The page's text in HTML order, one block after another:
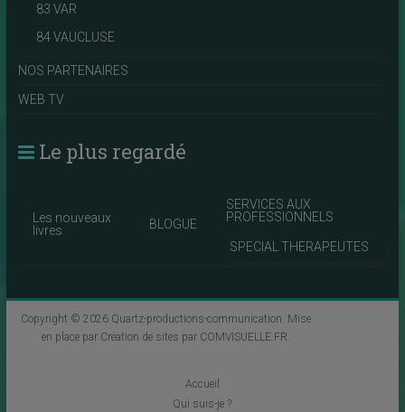
83 VAR
84 VAUCLUSE
NOS PARTENAIRES
WEB TV
Le plus regardé
Les nouveaux
livres
BLOGUE
SERVICES AUX
PROFESSIONNELS
SPECIAL THERAPEUTES
Copyright © 2026 Quartz-productions-communication . Mise
en place par Création de sites par COMVISUELLE.FR
Accueil
Qui suis-je ?